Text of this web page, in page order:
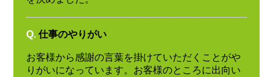
Q. 仕事のやりがい
お客様から感謝の言葉を掛けていただくことがや
りがいになっています。お客様のところに出向い